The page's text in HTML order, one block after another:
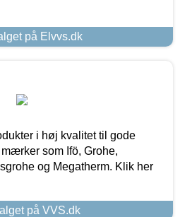
på Elvvs.dk
i høj kvalitet til gode
som Ifö, Grohe,
og Megatherm. Klik her
på VVS.dk